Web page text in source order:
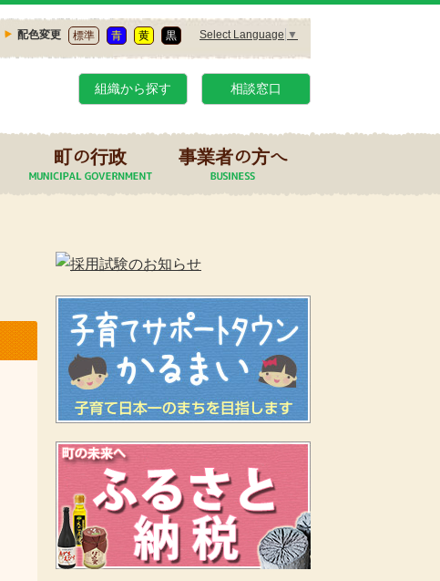
配色変更 標準 青 黄 黒 Select Language ▼
組織から探す 相談窓口
町の行政 事業者の方へ